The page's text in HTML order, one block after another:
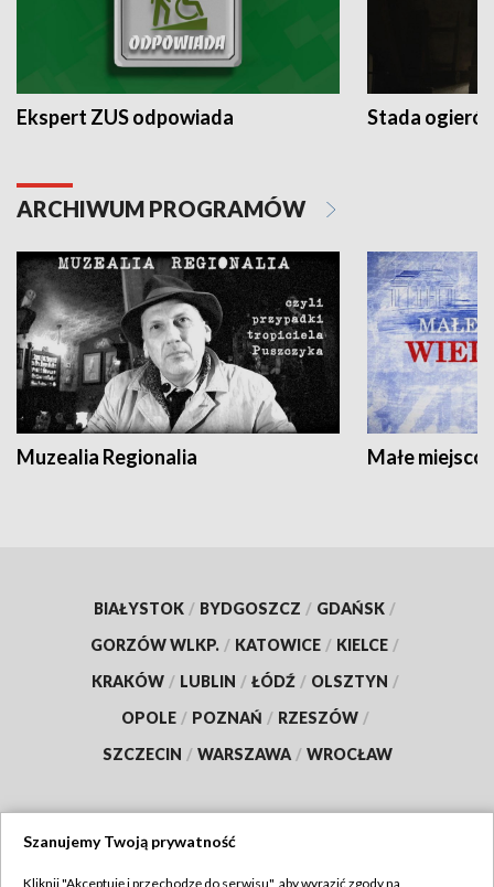
Ekspert ZUS odpowiada Stada
ARCHIWUM PROGRAMÓW
Muzealia Regionalia Małe
BIAŁYSTOK / BYDGOSZCZ / GDAŃSK /
GORZÓW WLKP. / KATOWICE / KIELCE /
KRAKÓW / LUBLIN / ŁÓDŹ / OLSZTYN /
OPOLE / POZNAŃ / RZESZÓW /
SZCZECIN / WARSZAWA / WROCŁAW
Szanujemy Twoją prywatność
Kliknij "Akceptuję i przechodzę do serwisu", aby wyrazić zgody na